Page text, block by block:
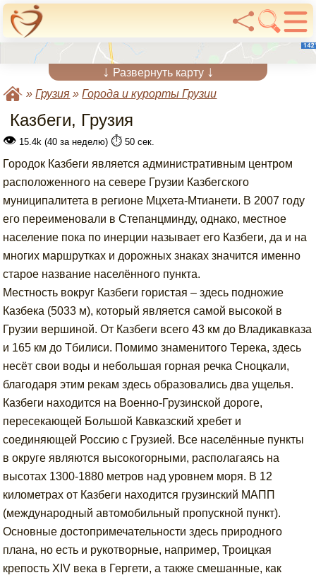
↓ Развернуть карту ↓
»Грузия »Города и курорты Грузии
Казбеги, Грузия
👁 15.4k (40 за неделю) ⏱️ 50 сек.
Городок Казбеги является административным центром
расположенного на севере Грузии Казбегского
муниципалитета в регионе Мцхета-Мтианети. В 2007 году
его переименовали в Степанцминду, однако, местное
население пока по инерции называет его Казбеги, да и на
многих маршрутках и дорожных знаках значится именно
старое название населённого пункта.
Местность вокруг Казбеги гористая – здесь подножие
Казбека (5033 м), который является самой высокой в
Грузии вершиной. От Казбеги всего 43 км до Владикавказа
и 165 км до Тбилиси. Помимо знаменитого Терека, здесь
несёт свои воды и небольшая горная речка Сноцкали,
благодаря этим рекам здесь образовались два ущелья.
Казбеги находится на Военно-Грузинской дороге,
пересекающей Большой Кавказский хребет и
соединяющей Россию с Грузией. Все населённые пункты
в округе являются высокогорными, располагаясь на
высотах 1300-1880 метров над уровнем моря. В 12
километрах от Казбеги находится грузинский МАПП
(международный автомобильный пропускной пункт).
Основные достопримечательности здесь природного
плана, но есть и рукотворные, например, Троицкая
крепость XIV века в Гергети, а также смешанные, как